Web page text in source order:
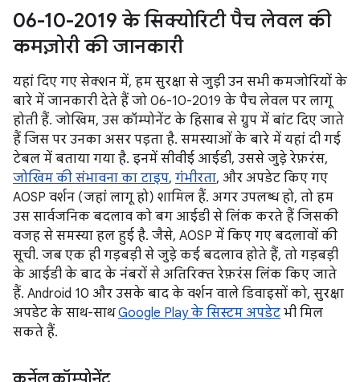
06-10-2019 के सिक्योरिटी पैच लेवल की
कमज़ोरी की जानकारी
यहां दिए गए सेक्शन में, हम सुरक्षा से जुड़ी उन सभी कमजोरियों के
बारे में जानकारी देते हैं जो 06-10-2019 के पैच लेवल पर लागू
होती हैं. जोखिम, उस कॉम्पोनेंट के हिसाब से ग्रुप में बांट दिए जाते
हैं जिस पर उनका असर पड़ता है. समस्याओं के बारे में यहां दी गई
टेबल में बताया गया है. इनमें सीवीई आईडी, उससे जुड़े रेफ़रंस,
जोखिम की संभावना का टाइप, गंभीरता, और अपडेट किए गए
AOSP वर्शन (जहां लागू हो) शामिल हैं. अगर उपलब्ध हो, तो हम
उस सार्वजनिक बदलाव को बग आईडी से लिंक करते हैं जिसकी
वजह से समस्या हल हुई है. जैसे, AOSP में किए गए बदलावों की
सूची. जब एक ही गड़बड़ी से जुड़े कई बदलाव होते हैं, तो गड़बड़ी
के आईडी के बाद के नंबरों से अतिरिक्त रेफ़रंस लिंक किए जाते
हैं. Android 10 और उसके बाद के वर्शन वाले डिवाइसों को, सुरक्षा
अपडेट के साथ-साथGoogle Play के सिस्टम अपडेट भी मिल
सकते हैं.